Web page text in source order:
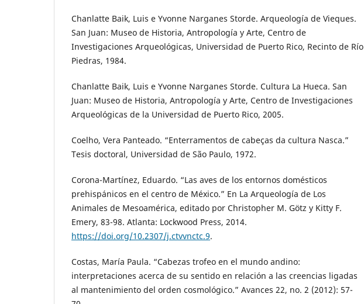
Chanlatte Baik, Luis e Yvonne Narganes Storde. Arqueología de Vieques.
San Juan: Museo de Historia, Antropología y Arte, Centro de
Investigaciones Arqueológicas, Universidad de Puerto Rico, Recinto de Río
Piedras, 1984.
Chanlatte Baik, Luis e Yvonne Narganes Storde. Cultura La Hueca. San
Juan: Museo de Historia, Antropología y Arte, Centro de Investigaciones
Arqueológicas de la Universidad de Puerto Rico, 2005.
Coelho, Vera Panteado. “Enterramentos de cabeças da cultura Nasca.”
Tesis doctoral, Universidad de São Paulo, 1972.
Corona-Martínez, Eduardo. “Las aves de los entornos domésticos
prehispánicos en el centro de México.” En La Arqueología de Los
Animales de Mesoamérica, editado por Christopher M. Götz y Kitty F.
Emery, 83-98. Atlanta: Lockwood Press, 2014.
https://doi.org/10.2307/j.ctvvnctc.9.
Costas, María Paula. “Cabezas trofeo en el mundo andino:
interpretaciones acerca de su sentido en relación a las creencias ligadas
al mantenimiento del orden cosmológico.” Avances 22, no. 2 (2012): 57-